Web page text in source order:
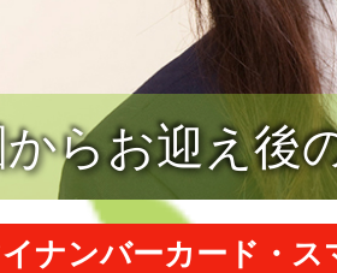
らお迎え後
ナンバーカード・